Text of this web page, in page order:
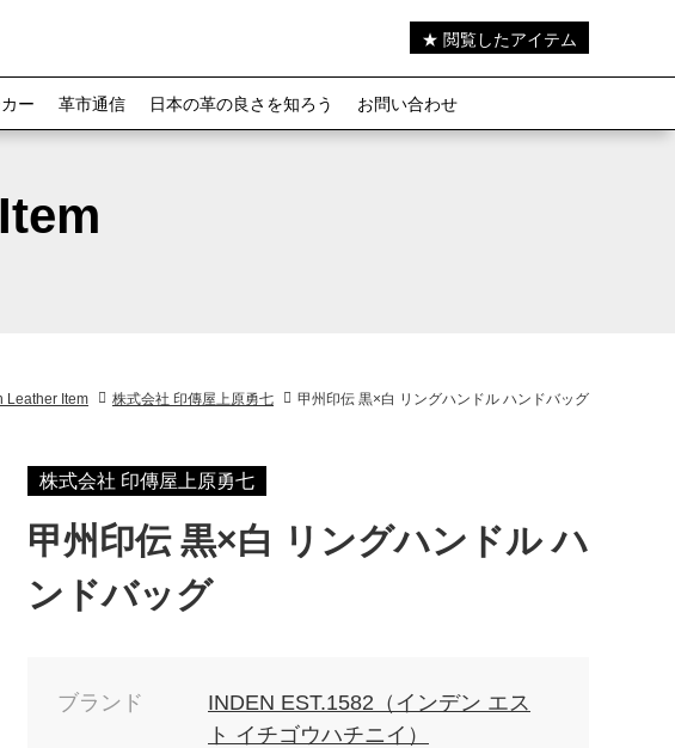
★ 閲覧したアイテム
ー 革市通信 日本の革の良さを知ろう お問い合わせ
Leather Item 株式会社 印傳屋上原勇七 甲州印伝 黒×白 リングハンドル ハンドバッグ
株式会社 印傳屋上原勇七
甲州印伝 黒×白 リングハンドル ハ
ンドバッグ
ブランド
INDEN EST.1582（インデン エス
ト イチゴウハチニイ）